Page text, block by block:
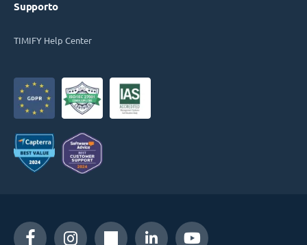
Supporto
TIMIFY Help Center